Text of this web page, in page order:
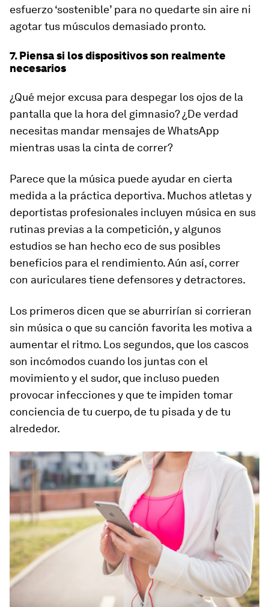
esfuerzo ‘sostenible’ para no quedarte sin aire ni
agotar tus músculos demasiado pronto.
7. Piensa si los dispositivos son realmente
necesarios
¿Qué mejor excusa para despegar los ojos de la
pantalla que la hora del gimnasio? ¿De verdad
necesitas mandar mensajes de WhatsApp
mientras usas la cinta de correr?
Parece que la música puede ayudar en cierta
medida a la práctica deportiva. Muchos atletas y
deportistas profesionales incluyen música en sus
rutinas previas a la competición, y algunos
estudios se han hecho eco de sus posibles
beneficios para el rendimiento. Aún así, correr
con auriculares tiene defensores y detractores.
Los primeros dicen que se aburrirían si corrieran
sin música o que su canción favorita les motiva a
aumentar el ritmo. Los segundos, que los cascos
son incómodos cuando los juntas con el
movimiento y el sudor, que incluso pueden
provocar infecciones y que te impiden tomar
conciencia de tu cuerpo, de tu pisada y de tu
alrededor.